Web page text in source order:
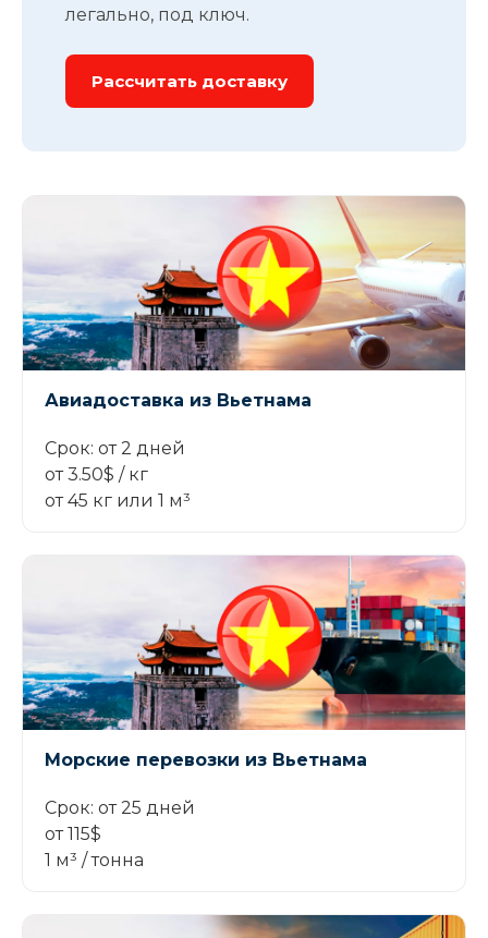
легально, под ключ.
Рассчитать доставку
Авиадоставка из Вьетнама
Срок: от 2 дней
от 3.50$ / кг
от 45 кг или 1 м³
Морские перевозки из Вьетнама
Срок: от 25 дней
от 115$
1 м³ / тонна